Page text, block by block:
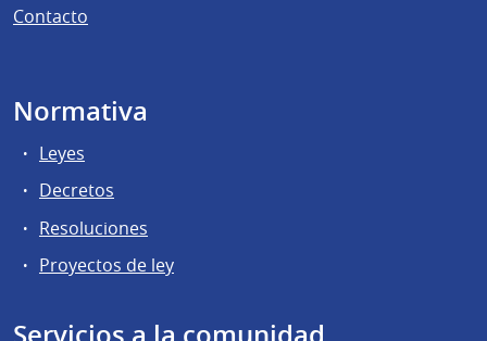
Contacto
Normativa
Leyes
Decretos
Resoluciones
Proyectos de ley